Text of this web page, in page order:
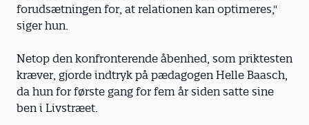
forudsætningen for, at relationen kan optimeres,"
siger hun.
Netop den konfronterende åbenhed, som priktesten
kræver, gjorde indtryk på pædagogen Helle Baasch,
da hun for første gang for fem år siden satte sine
ben i Livstræet.